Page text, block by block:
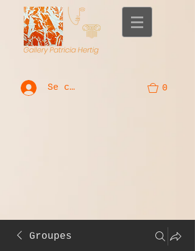
Se connecter 0
Groupes